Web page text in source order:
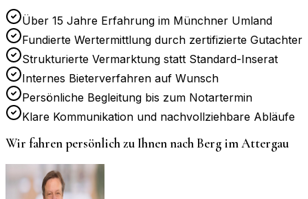
Über 15 Jahre Erfahrung im Münchner Umland
Fundierte Wertermittlung durch zertifizierte Gutachter
Strukturierte Vermarktung statt Standard-Inserat
Internes Bieterverfahren auf Wunsch
Persönliche Begleitung bis zum Notartermin
Klare Kommunikation und nachvollziehbare Abläufe
Wir fahren persönlich zu Ihnen nachBerg im Attergau